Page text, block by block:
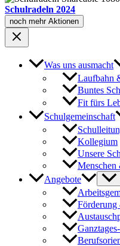
Schulradeln 2024
noch mehr Aktionen
Was uns ausmacht
Laufbahn
Buntes
Fit fürs
Schulgemeinschaft
Kollegium
Unsere
Menschen
Angebote